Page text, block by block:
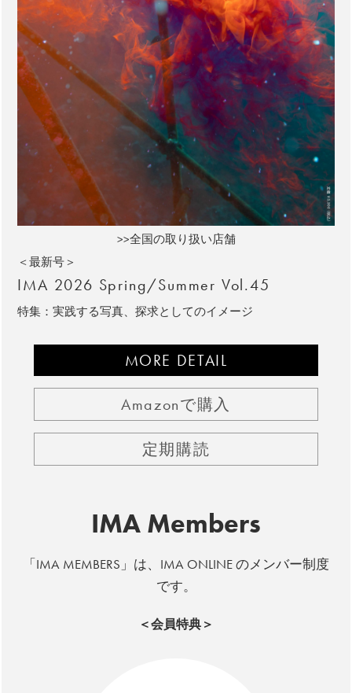
>>全国の取り扱い店舗
＜最新号＞
IMA 2026 Spring/Summer Vol.45
特集：実践する写真、探求としてのイメージ
MORE DETAIL
Amazonで購入
定期購読
IMA Members
「IMA MEMBERS」は、IMA ONLINE のメンバー制度
です。
＜会員特典＞